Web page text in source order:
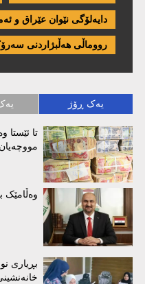
دایەلۆگی نێوان عێراق و
رووماڵی هەڵبژاردنی
یەک ڕۆژ
تا ئێستا
وەڵامێک
بڕیاری